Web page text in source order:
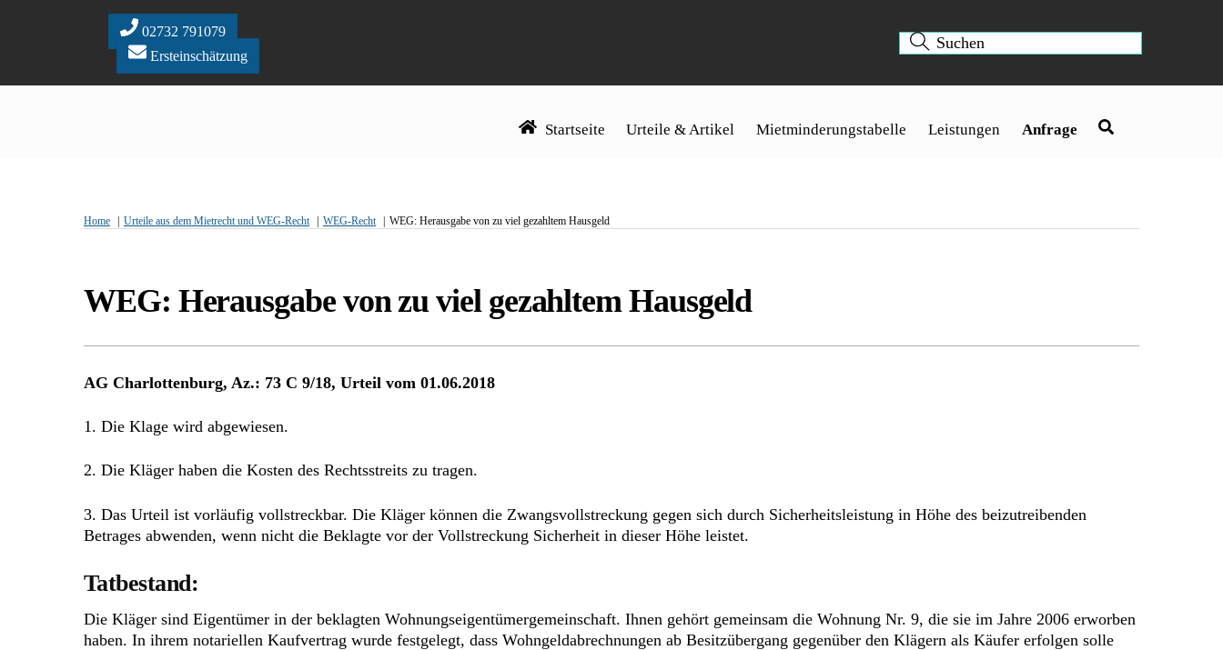
02732 791079
Ersteinschätzung
Startseite Urteile & Artikel Mietminderungstabelle Leistungen Anfrage
Home Urteile aus dem Mietrecht und WEG-Recht WEG-Recht WEG: Herausgabe von zu viel gezahltem Hausgeld
WEG: Herausgabe von zu viel gezahltem Hausgeld
AG Charlottenburg, Az.: 73 C 9/18, Urteil vom 01.06.2018
1. Die Klage wird abgewiesen.
2. Die Kläger haben die Kosten des Rechtsstreits zu tragen.
3. Das Urteil ist vorläufig vollstreckbar. Die Kläger können die Zwangsvollstreckung gegen sich durch Sicherheitsleistung in Höhe des beizutreibenden
Betrages abwenden, wenn nicht die Beklagte vor der Vollstreckung Sicherheit in dieser Höhe leistet.
Tatbestand:
Die Kläger sind Eigentümer in der beklagten Wohnungseigentümergemeinschaft. Ihnen gehört gemeinsam die Wohnung Nr. 9, die sie im Jahre 2006 erworben
haben. In ihrem notariellen Kaufvertrag wurde festgelegt, dass Wohngeldabrechnungen ab Besitzübergang gegenüber den Klägern als Käufer erfolgen solle